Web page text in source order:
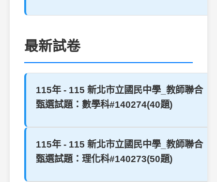
最新試卷
115年 - 115 新北市立國民中學_教師聯合
甄選試題：數學科#140274(40題)
115年 - 115 新北市立國民中學_教師聯合
甄選試題：理化科#140273(50題)